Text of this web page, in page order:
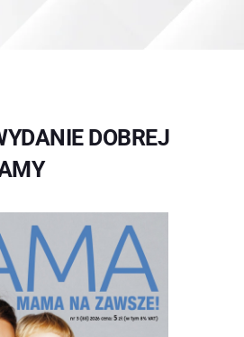
DOBREJ